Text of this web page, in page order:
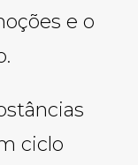
e o
ciclo